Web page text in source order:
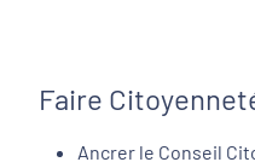
Faire
Ancrer le Conseil